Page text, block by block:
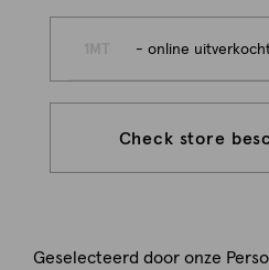
- online uitverkocht, check
Check store
Geselecteerd door onze